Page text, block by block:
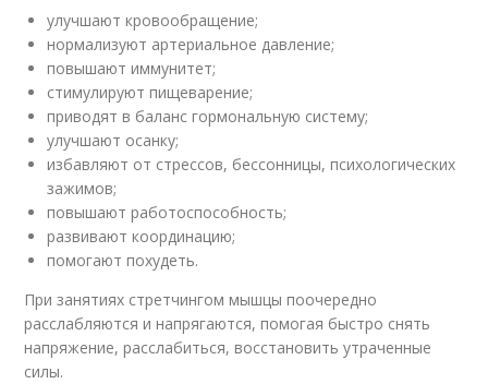
улучшают кровообращение;
нормализуют артериальное давление;
повышают иммунитет;
стимулируют пищеварение;
приводят в баланс гормональную систему;
улучшают осанку;
избавляют от стрессов, бессонницы, психологических
зажимов;
повышают работоспособность;
развивают координацию;
помогают похудеть.
При занятиях стретчингом мышцы поочередно
расслабляются и напрягаются, помогая быстро снять
напряжение, расслабиться, восстановить утраченные
силы.